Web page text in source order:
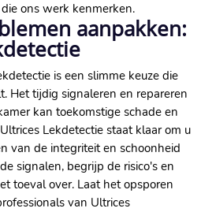
ons werk kenmerken.
aanpakken:
is een slimme keuze die
Het tijdig signaleren en repareren
kan toekomstige schade en
Lekdetectie staat klaar om u
van de integriteit en schoonheid
signalen, begrijp de risico's en
toeval over. Laat het opsporen
van Ultrices